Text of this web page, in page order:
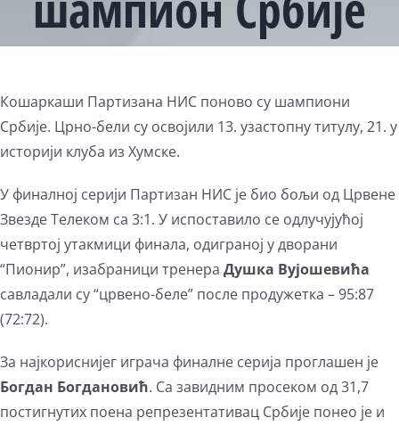
Кошаркаши Партизана НИС поново су шампиони
Србије. Црно-бели су освојили 13. узастопну титулу, 21. у
историји клуба из Хумске.
У финалној серији Партизан НИС је био бољи од Црвене
Звезде Телеком са 3:1. У испоставило се одлучујућој
четвртој утакмици финала, одиграној у дворани
“Пионир”, изабраници тренера Душка Вујошевића
савладали су “црвено-беле” после продужетка – 95:87
(72:72).
За најкориснијег играча финалне серија проглашен је
Богдан Богдановић. Са завидним просеком од 31,7
постигнутих поена репрезентативац Србије понео је и